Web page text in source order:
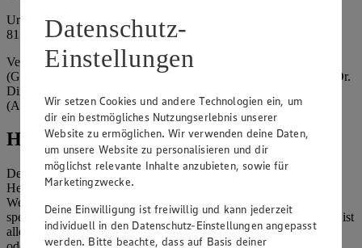
Umsatzsteuer-Identifikationsnummer gem. § 27a UStG: DE
815764015
Vertretungsberechtigte: EDEKA Südbayern Handelsstiftung
(Gesellschafter), Claus Hollinger (Vorstandsmitglied, Sprecher), Dr.
Dirk Eßmann (Vorstandsmitglied), Leo Schwaiberger
(Aufsichtsratsvorsitzender)
Hinweise
Der Inhalt dieser Website ist urheberrechtlich geschützt. Der
Herausgeber gewährt Ihnen jedoch das Recht, den auf dieser
Website bereitgestellten Text ganz oder ausschnittsweise zu
speichern und zu vervielfältigen. Aus Gründen des Urheberrechts ist
allerdings die Speicherung und Vervielfältigung von Bildmaterial
Datenschutz-
Einstellungen
Wir setzen Cookies und andere Technologien ein, um
dir ein bestmögliches Nutzungserlebnis unserer
Website zu ermöglichen. Wir verwenden deine Daten,
um unsere Website zu personalisieren und dir
möglichst relevante Inhalte anzubieten, sowie für
Marketingzwecke.
Deine Einwilligung ist freiwillig und kann jederzeit
individuell in den Datenschutz-Einstellungen angepasst
werden. Bitte beachte, dass auf Basis deiner